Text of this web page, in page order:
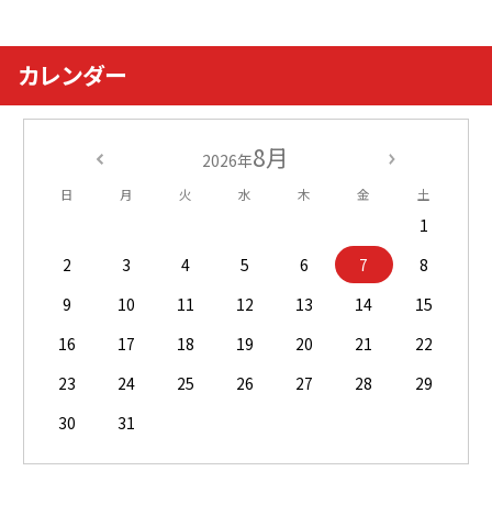
カレンダー
2026年8月
日 月 火 水 木 金 土
1
2
3 4 5 6 7
8
9
10 11 12 13 14
15
16
17 18 19 20 21
22
23
24 25 26 27 28
29
30
31